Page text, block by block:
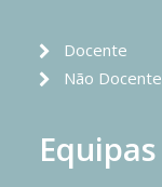
Docente
Não Docente
Equipas